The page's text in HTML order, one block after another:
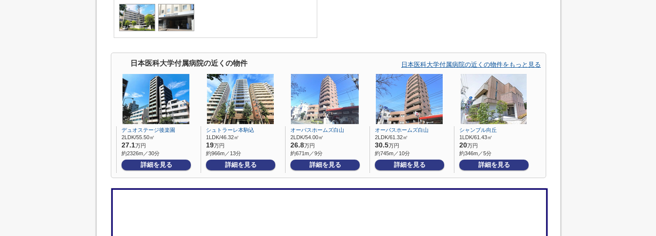
日本医科大学付属病院の近くの物件 日本医科大学付属病院の近くの物件をもっと見る
デュオステージ後楽園
2LDK/55.50㎡
27.1万円
約2326m／30分
詳細を見る
シュトラーレ本駒込
1LDK/46.32㎡
19万円
約966m／13分
詳細を見る
オーパスホームズ白山
2LDK/54.00㎡
26.8万円
約671m／9分
詳細を見る
オーパスホームズ白山
2LDK/61.32㎡
30.5万円
約745m／10分
詳細を見る
シャンブル向丘
1LDK/61.43㎡
20万円
約346m／5分
詳細を見る